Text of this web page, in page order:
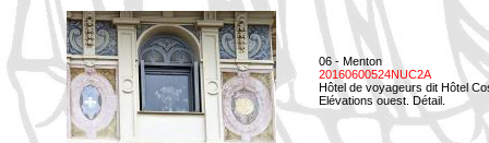
06 - Menton
20160600524NUC2A
Hôtel de voyageurs dit Hôtel
Elévations ouest. Détail.